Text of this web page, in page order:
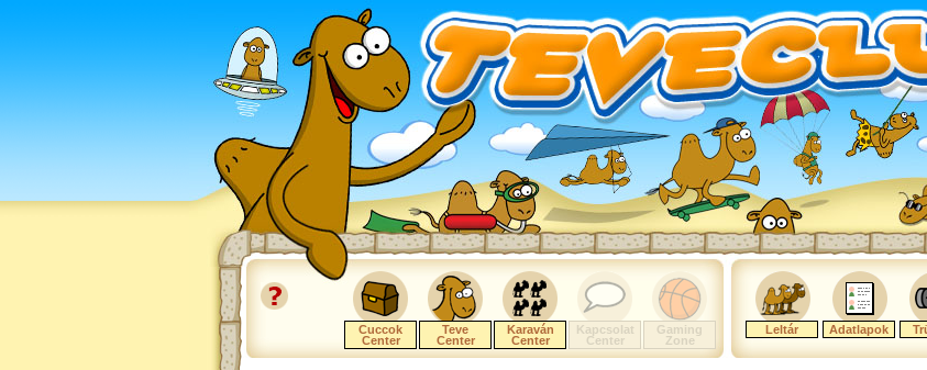
Cuccok
Center
Teve
Center
Karaván
Center
Kapcsolat
Center
Gaming
Zone
Leltár Adatlapok